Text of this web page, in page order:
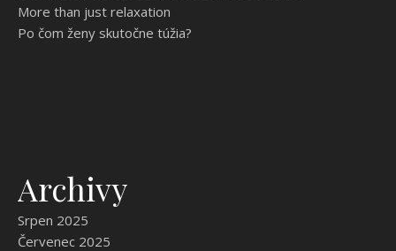
More than just relaxation
Po čom ženy skutočne túžia?
Archivy
Srpen 2025
Červenec 2025